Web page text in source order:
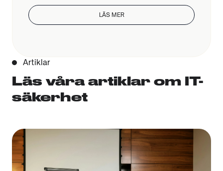
LÄS MER
Artiklar
Läs våra artiklar om IT-
säkerhet